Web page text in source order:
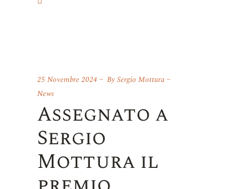
25 Novembre 2024 BySergio Mottura
News
Assegnato a
Sergio
Mottura il